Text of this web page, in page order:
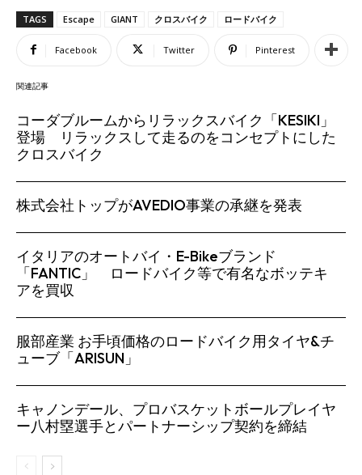
TAGS Escape GIANT クロスバイク ロードバイク
Facebook Twitter Pinterest
関連記事
コーダブルームからリラックスバイク「KESIKI」
登場 リラックスして走るのをコンセプトにした
クロスバイク
株式会社トップがAVEDIO事業の承継を発表
イタリアのオートバイ・E-Bikeブランド
「FANTIC」 ロードバイク等で有名なボッテキ
アを買収
服部産業 お手頃価格のロードバイク用タイヤ&チ
ューブ「ARISUN」
キャノンデール、プロバスケットボールプレイヤ
ー八村塁選手とパートナーシップ契約を締結